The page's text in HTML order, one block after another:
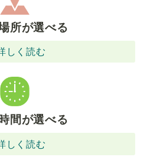
所が選べる
しく読む
間が選べる
しく読む